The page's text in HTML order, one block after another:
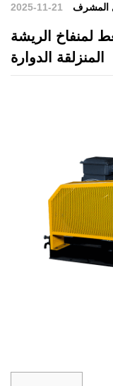
2025-11-21 المشرف
لمنفاخ الريشة
المنزلقة الدوارة